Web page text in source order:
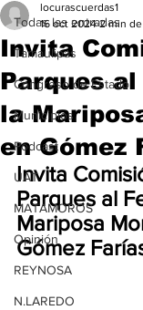
Todas las entradas
Tamaulipas
Congreso de Estado
Municipios
Podcast
UAT
MATAMOROS
Opinión
REYNOSA
N.LAREDO
Invita
Parques
la
en Gómez
locurascuerdas1
16 oct 2024 2 min
Invita
Parques al
Mariposa
Gómez